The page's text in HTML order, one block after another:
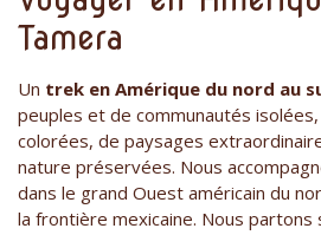
Tamera
Un trek en Amérique du nord au
peuples et de communautés
colorées, de paysages
nature préservées. Nous
dans le grand Ouest américain du
la frontière mexicaine. Nous partons